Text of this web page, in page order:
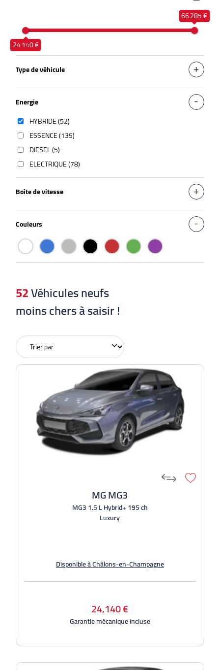
24 140 €
66 285 €
Type de véhicule
Energie
ESSENCE (135)
DIESEL (5)
ELECTRIQUE (78)
HYBRIDE (52)
Boîte de vitesse
Couleurs
52Véhicules neufs
moins chers à saisir !
MG MG3
MG3 1.5 L Hybrid+ 195 ch
Luxury
Disponible à Châlons-en-Champagne
24,140 €
Garantie mécanique incluse